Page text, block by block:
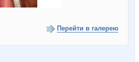
Перейти в галерею